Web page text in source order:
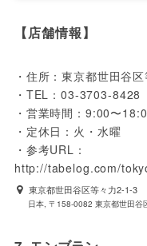
【店舗情報】
・住所：東京都世田谷
・TEL：03-3703-8428
・営業時間：9:00〜
・定休日：火・水曜
・参考URL：
http://tabelog.com/
東京都世田谷区等々力2-1-3
日本, 〒158-0082 東京都世田谷